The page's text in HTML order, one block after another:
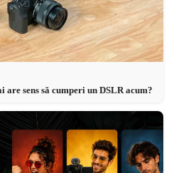
sens să cumperi un DSLR acum?